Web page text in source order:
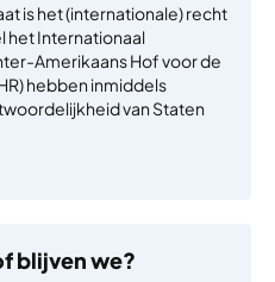
is het (internationale) recht
het Internationaal
Amerikaans Hof voor de
hebben inmiddels
van Staten
blijven we?